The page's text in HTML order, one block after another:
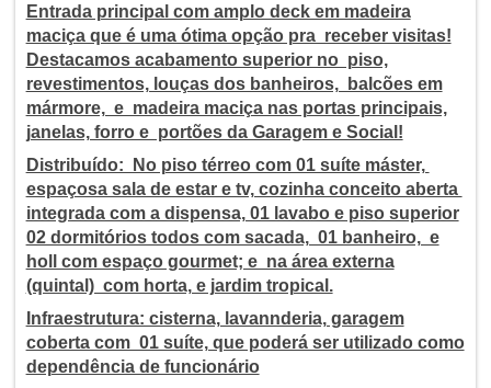
Entrada principal com amplo deck em madeira
maciça que é uma ótima opção pra receber visitas!
Destacamos acabamento superior no piso,
revestimentos, louças dos banheiros, balcões em
mármore, e madeira maciça nas portas principais,
janelas, forro e portões da Garagem e Social!
Distribuído: No piso térreo com 01 suíte máster,
espaçosa sala de estar e tv, cozinha conceito aberta
integrada com a dispensa, 01 lavabo e piso superior
02 dormitórios todos com sacada, 01 banheiro, e
holl com espaço gourmet; e na área externa
(quintal) com horta, e jardim tropical.
Infraestrutura: cisterna, lavannderia, garagem
coberta com 01 suíte, que poderá ser utilizado como
dependência de funcionário